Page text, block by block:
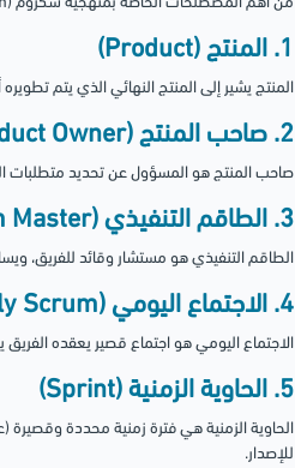
1. المنتج (Product)
المنتج يشير إلى المنتج النهائي الذي يتم
2. صاحب المنتج (Product Owner)
صاحب المنتج هو المسؤول عن تحديد متطلبات
3. الطاقم التنفيذي (Scrum Master)
الطاقم التنفيذي هو مستشار وقائد
4. الاجتماع اليومي (Daily Scrum)
الاجتماع اليومي هو اجتماع قصير يعقده
5. الحاوية الزمنية (Sprint)
الحاوية الزمنية هي فترة زمنية محددة
للإصدار.